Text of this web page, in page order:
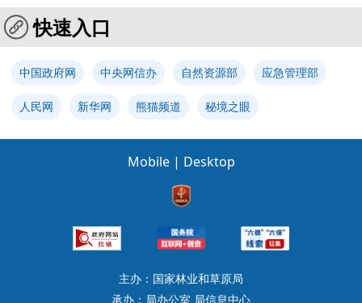
快速入口
中国政府网 中央网信办 自然资源部 应急管理部
人民网 新华网 熊猫频道 秘境之眼
Mobile | Desktop
主办：国家林业和草原局
承办：局办公室 局信息中心